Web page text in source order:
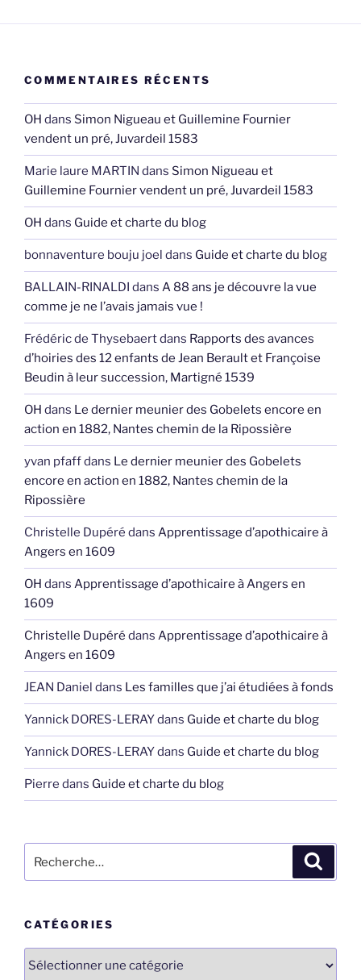
COMMENTAIRES RÉCENTS
OH dans Simon Nigueau et Guillemine Fournier
vendent un pré, Juvardeil 1583
Marie laure MARTIN dans Simon Nigueau et
Guillemine Fournier vendent un pré, Juvardeil 1583
OH dans Guide et charte du blog
bonnaventure bouju joel dans Guide et charte du blog
BALLAIN-RINALDI dans A 88 ans je découvre la vue
comme je ne l’avais jamais vue !
Frédéric de Thysebaertdans Rapports des avances
d’hoiries des 12 enfants de Jean Berault et Françoise
Beudin à leur succession, Martigné 1539
OH dans Le dernier meunier des Gobelets encore en
action en 1882, Nantes chemin de la Ripossière
yvan pfaffdans Le dernier meunier des Gobelets
encore en action en 1882, Nantes chemin de la
Ripossière
Christelle Dupéré dans Apprentissage d’apothicaire à
Angers en 1609
OH dans Apprentissage d’apothicaire à Angers en
1609
Christelle Dupéré dans Apprentissage d’apothicaire à
Angers en 1609
JEAN Daniel dans Les familles que j’ai étudiées à fonds
Yannick DORES-LERAYdans Guide et charte du blog
Yannick DORES-LERAYdans Guide et charte du blog
Pierre dans Guide et charte du blog
pour
CATÉGORIES
Catégories